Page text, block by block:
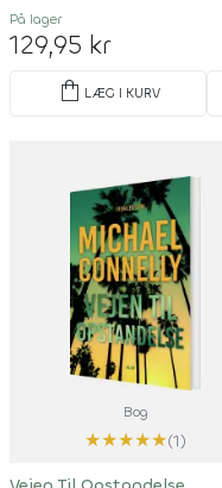
På lager
129,95 kr
shopping_bag LÆG I KURV
Bog
★★★★★(1)